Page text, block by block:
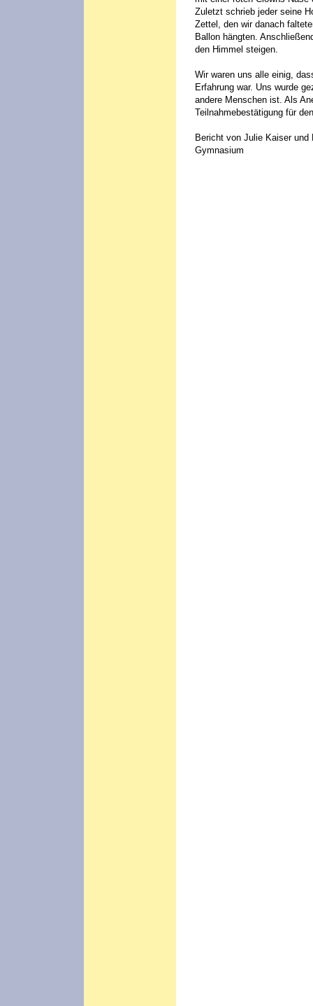
Zuletzt schrieb jeder seine
Zettel, den wir danach
Ballon hängten.
den Himmel steigen.
Wir waren uns alle einig,
Erfahrung war. Uns wurde
andere Menschen ist. Als
Teilnahmebestätigung für
Bericht von Julie Kaiser
Gymnasium